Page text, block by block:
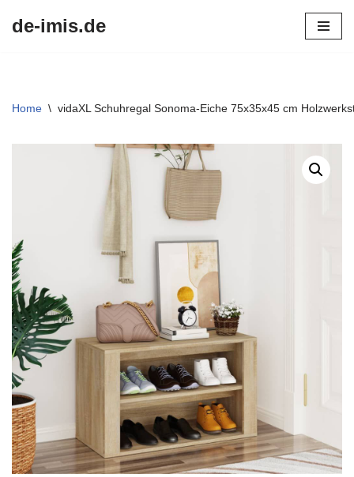
de-imis.de
Home \ vidaXL Schuhregal Sonoma-Eiche 75x35x45 cm